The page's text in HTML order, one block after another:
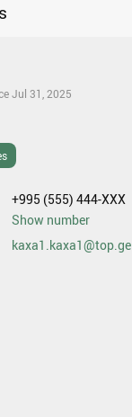
Jul 31, 2025
+995 (555) 444-XXX
Show number
kaxa1.kaxa1@top.ge